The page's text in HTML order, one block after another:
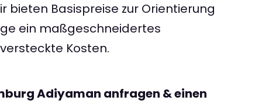
bieten Basispreise zur Orientierung
ein maßgeschneidertes
Kosten.
Adiyaman anfragen & einen